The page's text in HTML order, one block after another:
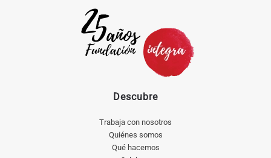
Descubre
Trabaja con nosotros
Quiénes somos
Qué hacemos